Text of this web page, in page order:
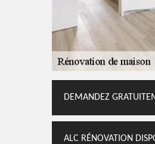
DEMANDEZ
ALC RÉNOVATION